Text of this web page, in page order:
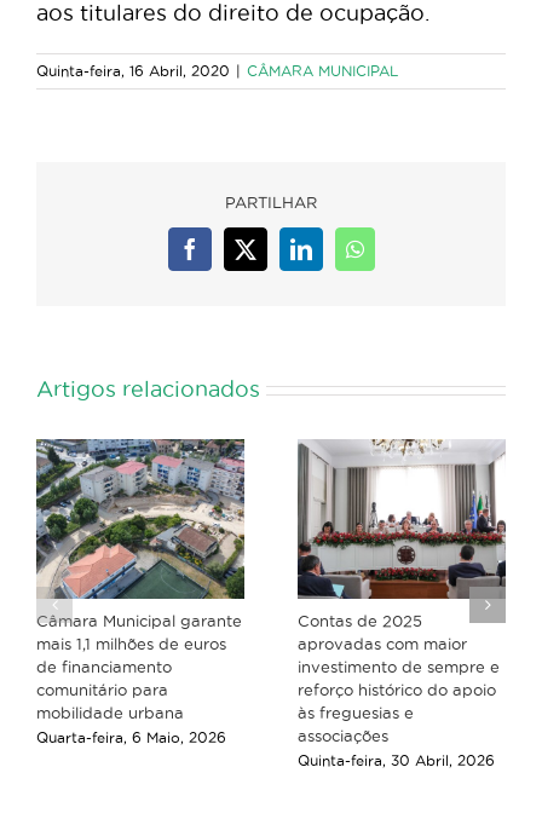
aos titulares do direito de ocupação.
Quinta-feira, 16 Abril, 2020 | CÂMARA MUNICIPAL
PARTILHAR
Facebook
X LinkedInWhatsApp
Artigos relacionados
Câmara Municipal garante
mais 1,1 milhões de euros
de financiamento
comunitário para
mobilidade urbana
Quarta-feira, 6 Maio, 2026
Contas de 2025
aprovadas com maior
investimento de sempre e
reforço histórico do apoio
às freguesias e
associações
Quinta-feira, 30 Abril, 2026